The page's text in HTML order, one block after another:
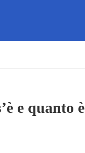
e quanto è